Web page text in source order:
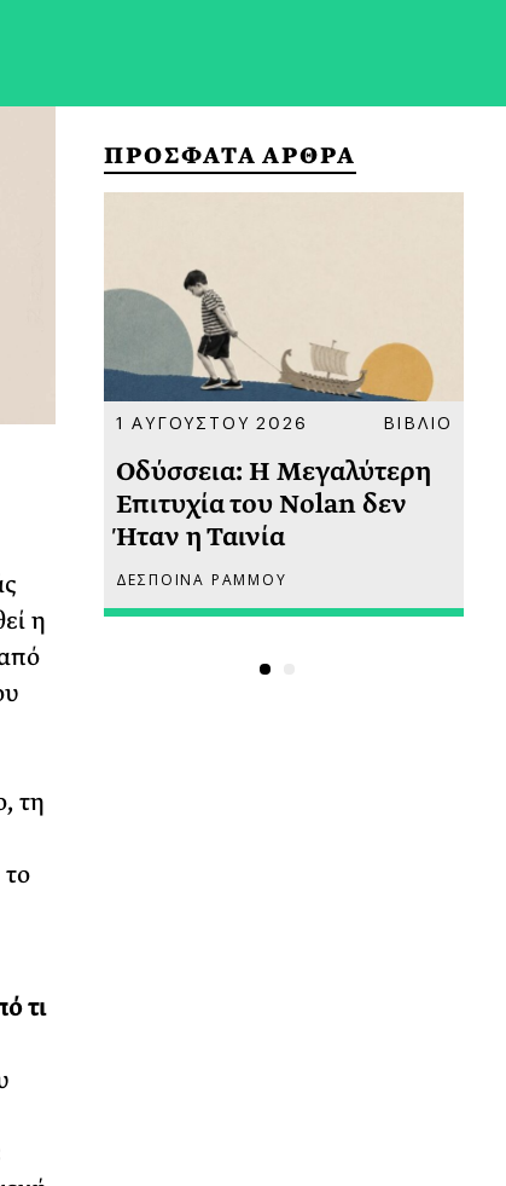
η
τη
τι
ΠΡΟΣΦΑΤΑ ΑΡΘΡΑ
1 ΑΥΓΟΥΣΤΟΥ 2026 ΒΙΒΛΙΟ
Οδύσσεια: Η Μεγαλύτερη
Επιτυχία του Nolan δεν
Ήταν η Ταινία
ΔΕΣΠΟΙΝΑ ΡΑΜΜΟΥ